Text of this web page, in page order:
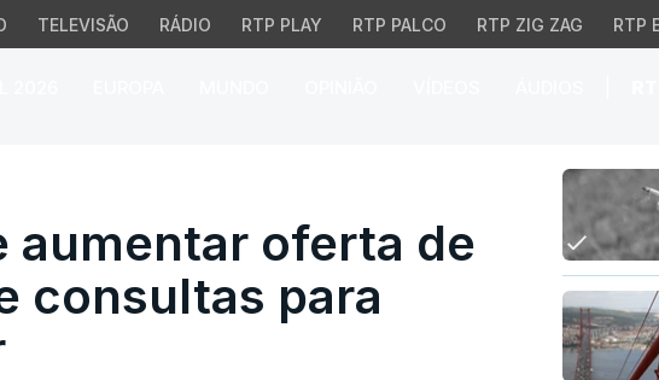
TELEVISÃO RÁDIO RTP PLAY RTP PALCO RTP ZIG ZAG RTP
oferta de
aumentar oferta de
consultas para